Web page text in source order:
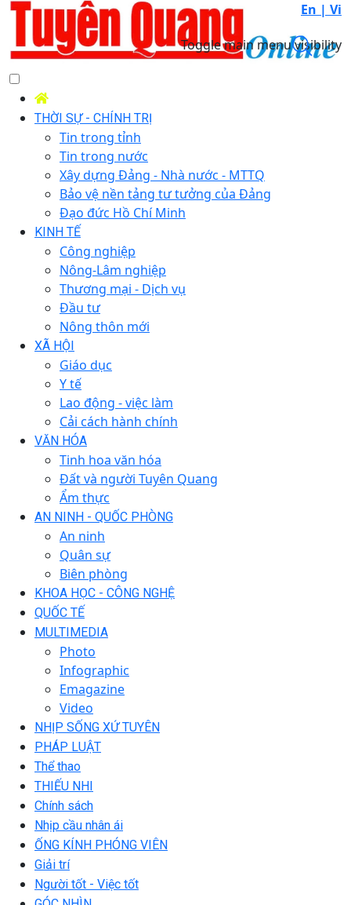
En | Vi
Toggle main menu visibility
THỜI SỰ - CHÍNH TRỊ
Tin trong tỉnh
Tin trong nước
Xây dựng Đảng - Nhà nước - MTTQ
Bảo vệ nền tảng tư tưởng của Đảng
Đạo đức Hồ Chí Minh
KINH TẾ
Công nghiệp
Nông-Lâm nghiệp
Thương mại - Dịch vụ
Đầu tư
Nông thôn mới
XÃ HỘI
Giáo dục
Y tế
Lao động - việc làm
Cải cách hành chính
VĂN HÓA
Tinh hoa văn hóa
Đất và người Tuyên Quang
Ẩm thực
AN NINH - QUỐC PHÒNG
An ninh
Quân sự
Biên phòng
KHOA HỌC - CÔNG NGHỆ
QUỐC TẾ
MULTIMEDIA
Photo
Infographic
Emagazine
Video
NHỊP SỐNG XỨ TUYÊN
PHÁP LUẬT
Thể thao
THIẾU NHI
Chính sách
Nhịp cầu nhân ái
ỐNG KÍNH PHÓNG VIÊN
Giải trí
Người tốt - Việc tốt